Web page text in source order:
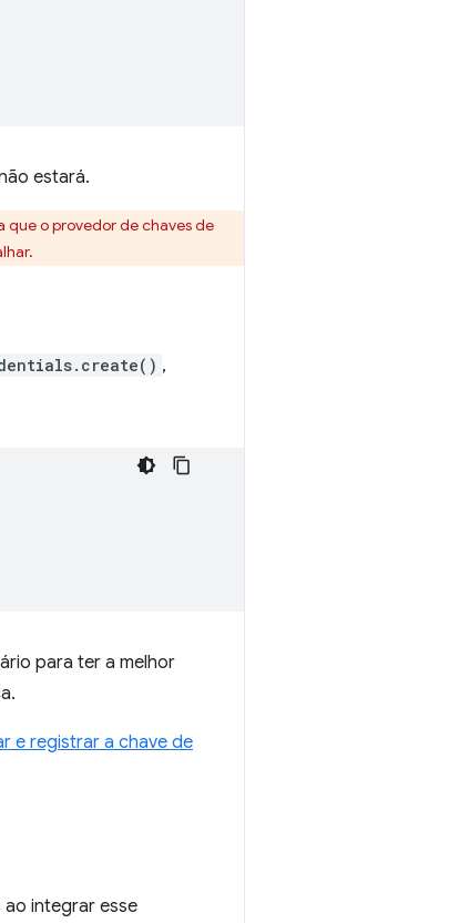
estará.
o provedor de chaves de
,
para ter a melhor
e registrar a chave de
ao integrar esse